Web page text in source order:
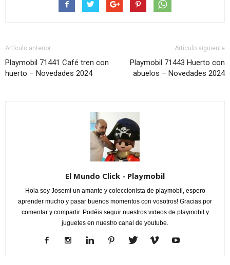
Artículo anterior
Playmobil 71441 Café tren con
huerto – Novedades 2024
Artículo siguiente
Playmobil 71443 Huerto con
abuelos – Novedades 2024
El Mundo Click - Playmobil
Hola soy Josemi un amante y coleccionista de playmobil, espero
aprender mucho y pasar buenos momentos con vosotros! Gracias por
comentar y compartir. Podéis seguir nuestros videos de playmobil y
juguetes en nuestro canal de youtube.